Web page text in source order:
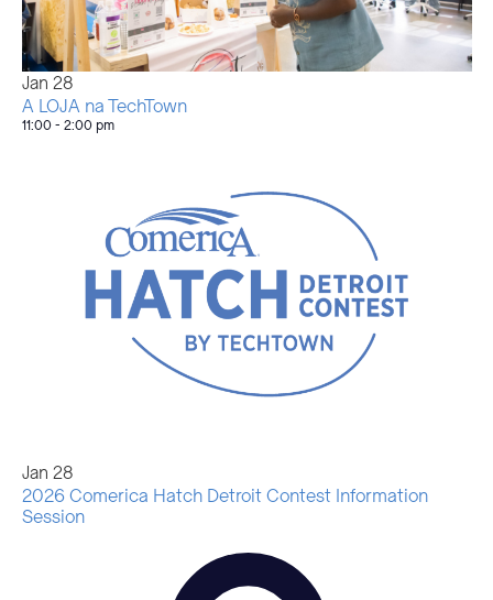
Jan 28
A LOJA na TechTown
11:00- 2:00 pm
Jan 28
2026 Comerica Hatch Detroit Contest Information
Session